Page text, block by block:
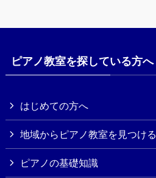
ピアノ教室を探している方へ
はじめての方へ
地域からピアノ教室を見つける
ピアノの基礎知識